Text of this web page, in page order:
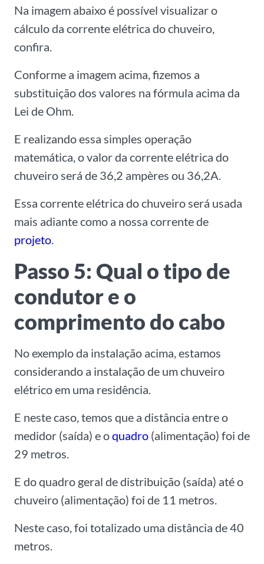
Na imagem abaixo é possível visualizar o
cálculo da corrente elétrica do chuveiro,
confira.
Conforme a imagem acima, fizemos a
substituição dos valores na fórmula acima da
Lei de Ohm.
E realizando essa simples operação
matemática, o valor da corrente elétrica do
chuveiro será de 36,2 ampères ou 36,2A.
Essa corrente elétrica do chuveiro será usada
mais adiante como a nossa corrente de
projeto.
Passo 5: Qual o tipo de
condutor e o
comprimento do cabo
No exemplo da instalação acima, estamos
considerando a instalação de um chuveiro
elétrico em uma residência.
E neste caso, temos que a distância entre o
medidor (saída) e oquadro (alimentação) foi de
29 metros.
E do quadro geral de distribuição (saída) até o
chuveiro (alimentação) foi de 11 metros.
Neste caso, foi totalizado uma distância de 40
metros.